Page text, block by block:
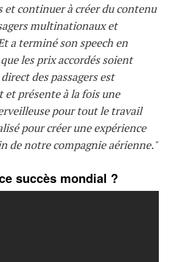
continuer à créer du contenu
multinationaux et
a terminé son speech en
les prix accordés soient
des passagers est
présente à la fois une
pour tout le travail
pour créer une expérience
de notre compagnie aérienne."
succès mondial ?